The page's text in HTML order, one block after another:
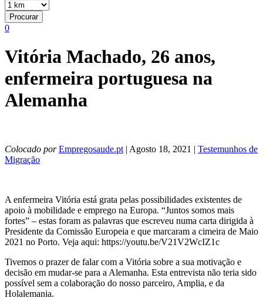
Procurar
0
Vitória Machado, 26 anos,
enfermeira portuguesa na
Alemanha
Colocado por Empregosaude.pt | Agosto 18, 2021 | Testemunhos de
Migração
A enfermeira Vitória está grata pelas possibilidades existentes de
apoio à mobilidade e emprego na Europa. “Juntos somos mais
fortes” – estas foram as palavras que escreveu numa carta dirigida à
Presidente da Comissão Europeia e que marcaram a cimeira de Maio
2021 no Porto. Veja aqui: https://youtu.be/V21V2WcIZ1c
Tivemos o prazer de falar com a Vitória sobre a sua motivação e
decisão em mudar-se para a Alemanha. Esta entrevista não teria sido
possível sem a colaboração do nosso parceiro, Amplia, e da
Holalemania.